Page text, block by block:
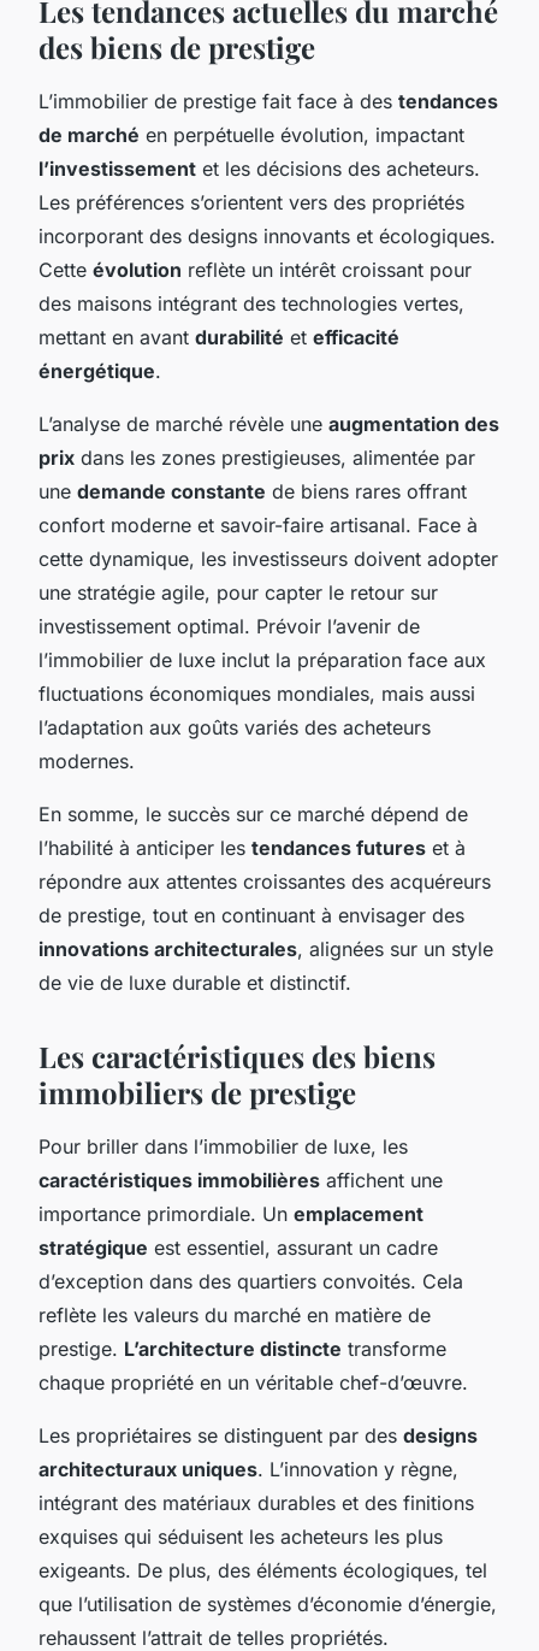
Les tendances actuelles du marché
des biens de prestige
L’immobilier de prestige fait face à des tendances
de marché en perpétuelle évolution, impactant
l’investissement et les décisions des acheteurs.
Les préférences s’orientent vers des propriétés
incorporant des designs innovants et écologiques.
Cette évolution reflète un intérêt croissant pour
des maisons intégrant des technologies vertes,
mettant en avant durabilité et efficacité
énergétique.
L’analyse de marché révèle une augmentation des
prix dans les zones prestigieuses, alimentée par
une demande constante de biens rares offrant
confort moderne et savoir-faire artisanal. Face à
cette dynamique, les investisseurs doivent adopter
une stratégie agile, pour capter le retour sur
investissement optimal. Prévoir l’avenir de
l’immobilier de luxe inclut la préparation face aux
fluctuations économiques mondiales, mais aussi
l’adaptation aux goûts variés des acheteurs
modernes.
En somme, le succès sur ce marché dépend de
l’habilité à anticiper les tendances futures et à
répondre aux attentes croissantes des acquéreurs
de prestige, tout en continuant à envisager des
innovations architecturales, alignées sur un style
de vie de luxe durable et distinctif.
Les caractéristiques des biens
immobiliers de prestige
Pour briller dans l’immobilier de luxe, les
caractéristiques immobilières affichent une
importance primordiale. Un emplacement
stratégique est essentiel, assurant un cadre
d’exception dans des quartiers convoités. Cela
reflète les valeurs du marché en matière de
prestige. L’architecture distincte transforme
chaque propriété en un véritable chef-d’œuvre.
Les propriétaires se distinguent par des designs
architecturaux uniques. L’innovation y règne,
intégrant des matériaux durables et des finitions
exquises qui séduisent les acheteurs les plus
exigeants. De plus, des éléments écologiques, tel
que l’utilisation de systèmes d’économie d’énergie,
rehaussent l’attrait de telles propriétés.